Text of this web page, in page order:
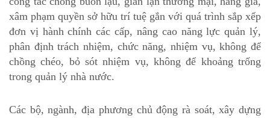
xâm phạm quyền sở hữu trí tuệ gắn với quá trình sắp xếp
đơn vị hành chính các cấp, nâng cao năng lực quản lý,
phân định trách nhiệm, chức năng, nhiệm vụ, không để
chồng chéo, bỏ sót nhiệm vụ, không để khoảng trống
trong quản lý nhà nước.
Các bộ, ngành, địa phương chủ động rà soát, xây dựng